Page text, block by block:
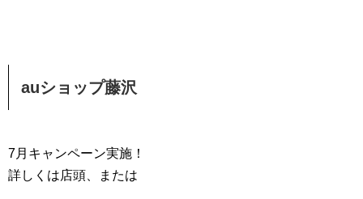
auショップ藤沢
7月キャンペーン実施！
詳しくは店頭、または